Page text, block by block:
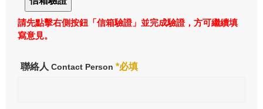
請先點擊右側按鈕「信箱驗證」並完成驗證，方可繼續填
寫意見。
聯絡人 Contact Person *必填